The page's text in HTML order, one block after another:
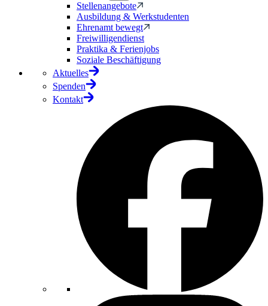
Stellenangebote
Ausbildung & Werkstudenten
Ehrenamt bewegt
Freiwilligendienst
Praktika & Ferienjobs
Soziale Beschäftigung
Aktuelles
Spenden
Kontakt